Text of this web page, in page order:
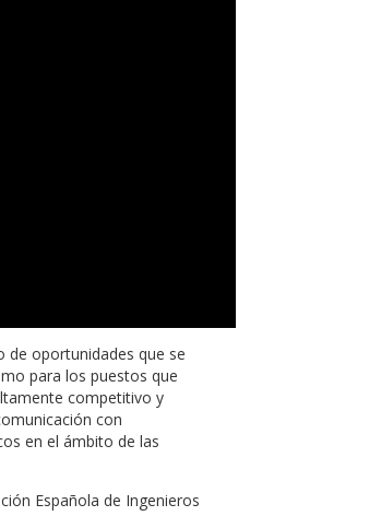
de oportunidades que se
para los puestos que
competitivo y
con
en el ámbito de las
Española de Ingenieros